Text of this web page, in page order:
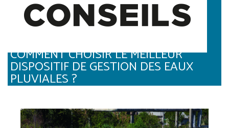
COMMENT CHOISIR LE MEILLEUR
DISPOSITIF DE GESTION DES EAUX
PLUVIALES ?